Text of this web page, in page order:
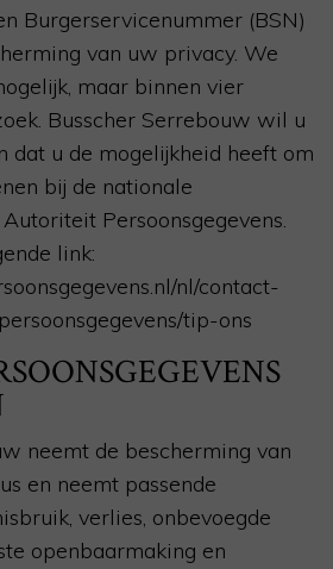
Burgerservicenummer (BSN)
van uw privacy. We
maar binnen vier
Busscher Serrebouw wil u
dat u de mogelijkheid heeft om
bij de nationale
Persoonsgegevens.
link:
nl/contact-
tip-ons
neemt de bescherming van
en neemt passende
verlies, onbevoegde
openbaarmaking en